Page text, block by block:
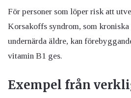
För personer som löper risk att
Korsakoffs syndrom, som
undernärda äldre, kan
vitamin B1 ges.
Exempel från